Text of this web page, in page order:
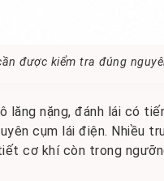
được kiểm tra đúng
lăng nặng, đánh lái có
cụm lái điện. Nhiều
cơ khí còn trong